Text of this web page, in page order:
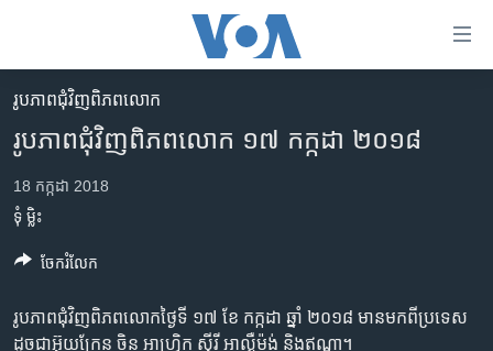
គេហទំព័រ​
រំលង​
និង​
ចូល​
ទៅ​​
ទំព័រ​
តែ​
ម្តង
កម្ពុជា
អន្តរជាតិ
អាមេរិក
ហេឡូវីអូអេ
កម្ពុជាច្នៃប្រតិដ្ឋ
រូបភាព​ជុំ​វិញ​ពិភពលោក
រូបភាពជុំវិញពិភពលោក ១៧ កក្កដា ២០១៨
18 កក្កដា 2018
ទុំ ម្លិះ
រូបភាព​ជុំវិញ​ពិភពលោកថ្ងៃទី ១៧ ខែ កក្កដា ឆ្នាំ ២០១៨ មាន​មកពី​ប្រទេស​
ដូចជា​អ៊ុយក្រែន ចិន អាហ្វ្រិក​ ស៊ីរី អាល្លឺម៉ង់​ និងឥណ្ឌា។
ចែករំលែក